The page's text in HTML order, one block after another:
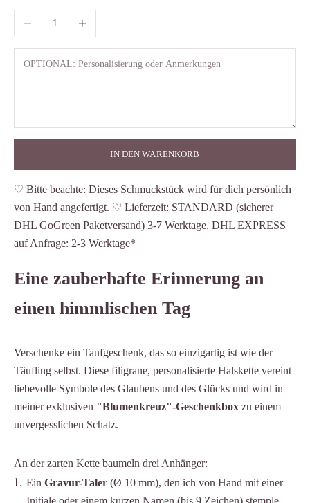
Anzahl verringern
IN DEN WARENKORB
♡ Bitte beachte: Dieses Schmuckstück wird für dich persönlich
von Hand angefertigt. ♡ Lieferzeit: STANDARD (sicherer
DHL GoGreen Paketversand) 3-7 Werktage, DHL EXPRESS
auf Anfrage: 2-3 Werktage*
Eine zauberhafte Erinnerung an
einen himmlischen Tag
Verschenke ein Taufgeschenk, das so einzigartig ist wie der
Täufling selbst. Diese filigrane, personalisierte Halskette vereint
liebevolle Symbole des Glaubens und des Glücks und wird in
meiner exklusiven "Blumenkreuz"-Geschenkbox zu einem
unvergesslichen Schatz.
An der zarten Kette baumeln drei Anhänger:
Ein Gravur-Taler (Ø 10 mm), den ich von Hand mit einer
Initiale oder einem kurzen Namen (bis 9 Zeichen) stemple.